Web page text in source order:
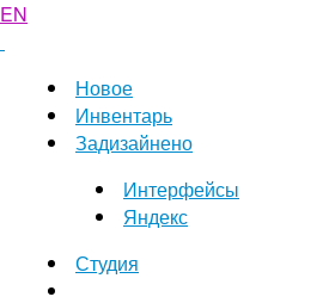
EN
Новое
Инвентарь
Задизайнено
Интерфейсы
Яндекс
Студия